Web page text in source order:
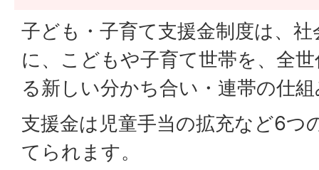
子ども・子育て支援金制度は、
に、こどもや子育て世帯を、全
る新しい分かち合い・連帯の仕
支援金は児童手当の拡充など6つ
てられます。